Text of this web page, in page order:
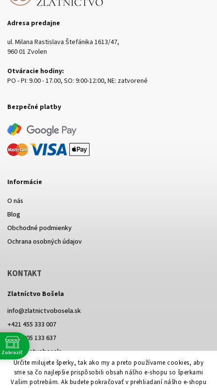
Určite milujete šperky, tak ako my a preto používame cookies, aby
sme sa čo najlepšie prispôsobili obsah nášho e-shopu so šperkami
Vašim potrebám. Ak budete pokračovať v prehliadaní nášho e-shopu
Adresa predajne
ul. Milana Rastislava Štefánika 1613/47,
960 01 Zvolen
Otváracie hodiny:
PO - PI: 9.00 - 17.00, SO: 9:00-12:00, NE: zatvorené
Bezpečné platby
Informácie
O nás
Blog
Obchodné podmienky
Ochrana osobných údajov
KONTAKT
Zlatníctvo Bošela
info@zlatnictvobosela.sk
+421 455 333 007
+421 905 133 637
@zlatnictvobosela
FacebookInstagram@zlatnictvobosela
Zobraziť